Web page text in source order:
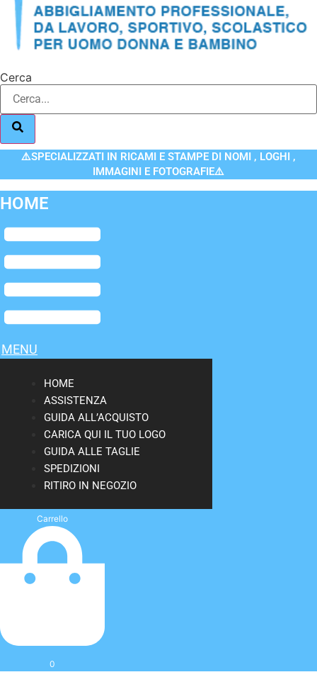
Cerca
⚠️SPECIALIZZATI IN RICAMI E STAMPE DI NOMI , LOGHI ,
IMMAGINI E FOTOGRAFIE⚠️
HOME
Flyout
Menu
MENU
HOME
ASSISTENZA
GUIDA ALL’ACQUISTO
CARICA QUI IL TUO LOGO
GUIDA ALLE TAGLIE
SPEDIZIONI
RITIRO IN NEGOZIO
Carrello
0